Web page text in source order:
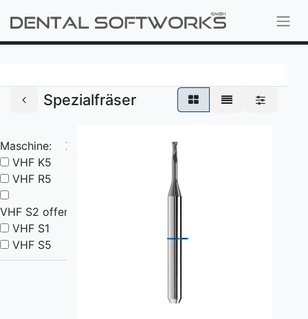
Spezialfräser
Maschine:
X
VHF K5
VHF R5
VHF S2 offen
VHF S1
VHF S5